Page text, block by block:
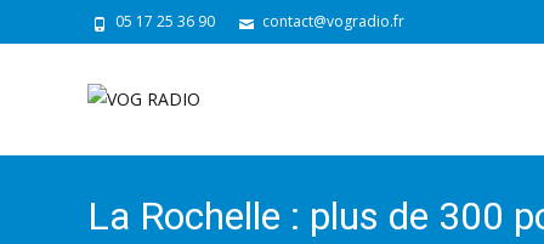
05 17 25 36 90 contact@vogradio.fr
La Rochelle : plus de 300